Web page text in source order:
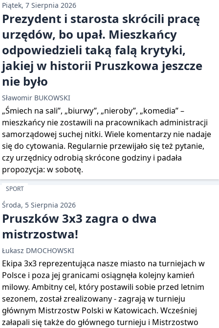
Piątek, 7 Sierpnia 2026
Prezydent i starosta skrócili pracę
urzędów, bo upał. Mieszkańcy
odpowiedzieli taką falą krytyki,
jakiej w historii Pruszkowa jeszcze
nie było
Sławomir BUKOWSKI
„Śmiech na sali”, „biurwy”, „nieroby”, „komedia” –
mieszkańcy nie zostawili na pracownikach administracji
samorządowej suchej nitki. Wiele komentarzy nie nadaje
się do cytowania. Regularnie przewijało się też pytanie,
czy urzędnicy odrobią skrócone godziny i padała
propozycja: w sobotę.
SPORT
Środa, 5 Sierpnia 2026
Pruszków 3x3 zagra o dwa
mistrzostwa!
Łukasz DMOCHOWSKI
Ekipa 3x3 reprezentująca nasze miasto na turniejach w
Polsce i poza jej granicami osiągnęła kolejny kamień
milowy. Ambitny cel, który postawili sobie przed letnim
sezonem, został zrealizowany - zagrają w turnieju
głównym Mistrzostw Polski w Katowicach. Wcześniej
załapali się także do głównego turnieju i Mistrzostwo